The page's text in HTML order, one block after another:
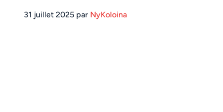
31 juillet 2025 par NyKoloina